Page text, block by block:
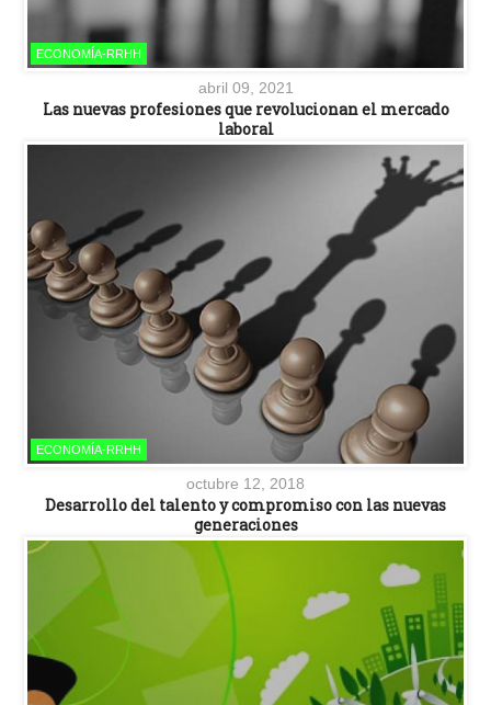
ECONOMÍA-RRHH
abril 09, 2021
Las nuevas profesiones que revolucionan el mercado
laboral
ECONOMÍA-RRHH
octubre 12, 2018
Desarrollo del talento y compromiso con las nuevas
generaciones